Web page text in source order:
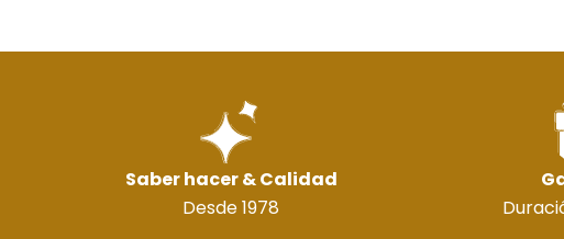
Saber hacer & Calidad
Desde 1978